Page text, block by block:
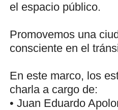
el espacio público.
Promovemos una
consciente en el
En este marco, los
charla a cargo de:
• Juan Eduardo